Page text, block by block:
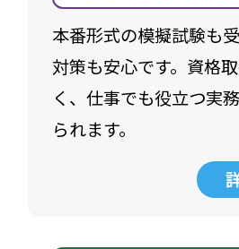
本番形式の模擬試験も
対策も安心です。資格
く、仕事でも役立つ実
られます。